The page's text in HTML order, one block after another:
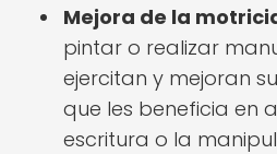
Mejora de la
pintar o realizar
ejercitan y mejoran
que les beneficia en
escritura o la